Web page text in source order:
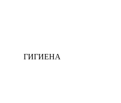
ГИГИЕНА